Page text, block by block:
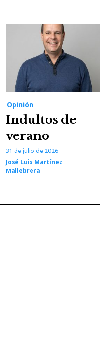
Opinión
Indultos de
verano
31 de julio de 2026
José Luis Martínez
Mallebrera